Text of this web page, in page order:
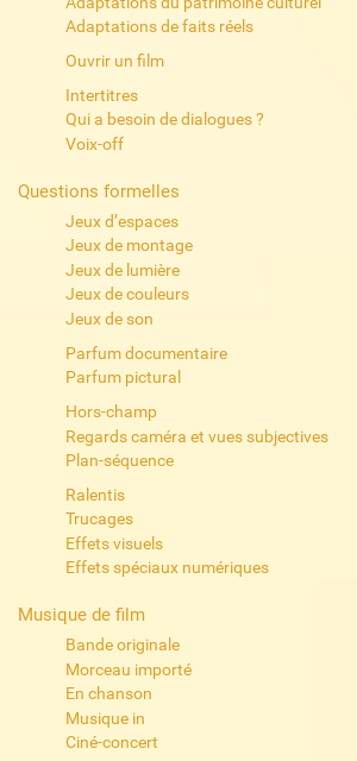
Adaptations de faits réels
Ouvrir un film
Intertitres
Qui a besoin de dialogues ?
Voix-off
Questions formelles
Jeux d’espaces
Jeux de montage
Jeux de lumière
Jeux de couleurs
Jeux de son
Parfum documentaire
Parfum pictural
Hors-champ
Regards caméra et vues subjectives
Plan-séquence
Ralentis
Trucages
Effets visuels
Effets spéciaux numériques
Musique de film
Bande originale
Morceau importé
En chanson
Musique in
Ciné-concert